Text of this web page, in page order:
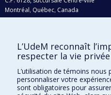
Montréal, Québec, Canada
H3C 3J7
Qui fait quoi?
Nous trouver
Plan du site
L’UdeM reconnaît
respecter la vie privée
L’utilisation de témoins nous
personnaliser votre
sont obligatoires pour